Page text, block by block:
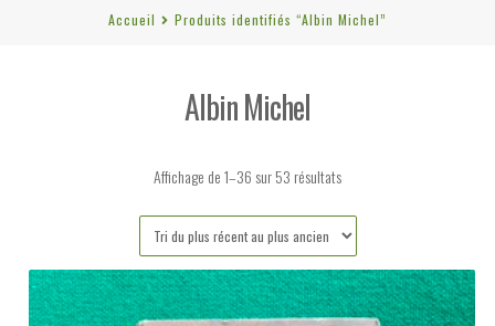
Accueil Produits identifiés “Albin Michel”
Albin Michel
Affichage de 1–36 sur 53 résultatsTrié
plus
récent
au